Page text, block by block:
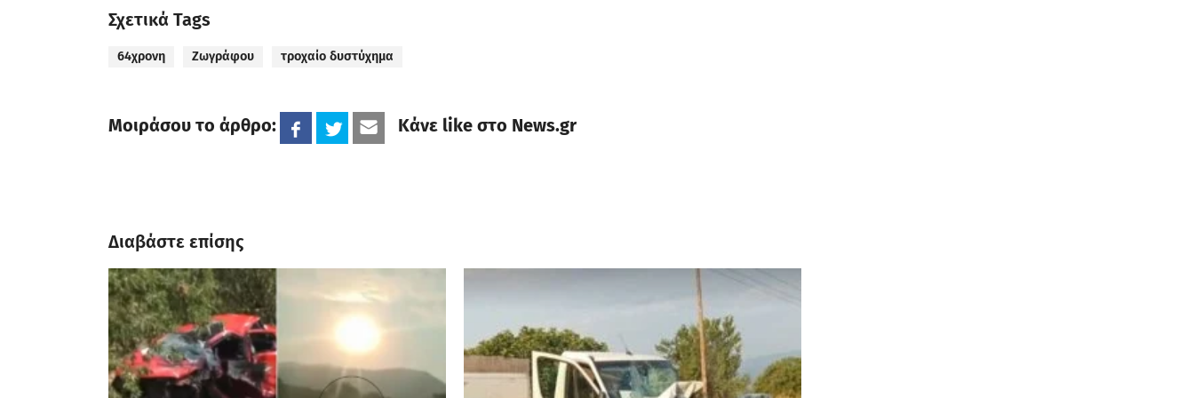
Σχετικά Tags
64χρονη Ζωγράφου τροχαίο δυστύχημα
Μοιράσου το άρθρο: Κάνε like στο News.gr
Διαβάστε επίσης